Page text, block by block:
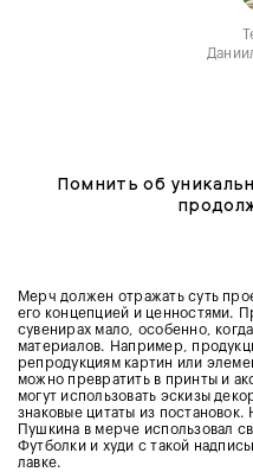
Помнить об
Мерч должен отражать суть
его концепцией и ценностями.
сувенирах мало, особенно,
материалов. Например,
репродукциям картин или
можно превратить в принты и
могут использовать эскизы
знаковые цитаты из
Пушкина в мерче использовал
Футболки и худи с такой
лавке.